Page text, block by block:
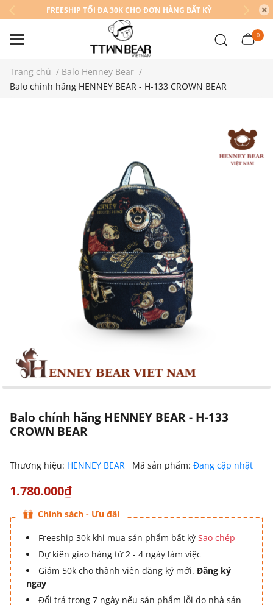
FREESHIP TỐI ĐA 30K CHO ĐƠN HÀNG BẤT KỲ
0
Trang chủ / Balo Henney Bear /
Balo chính hãng HENNEY BEAR - H-133 CROWN BEAR
Balo chính hãng HENNEY BEAR - H-133
CROWN BEAR
Thương hiệu: HENNEY BEAR Mã sản phẩm: Đang cập nhật
1.780.000₫
Chính sách - Ưu đãi
Freeship 30k khi mua sản phẩm bất kỳ Sao chép
Dự kiến giao hàng từ 2 - 4 ngày làm việc
Giảm 50k cho thành viên đăng ký mới. Đăng ký
ngay
Đổi trả trong 7 ngày nếu sản phẩm lỗi do nhà sản